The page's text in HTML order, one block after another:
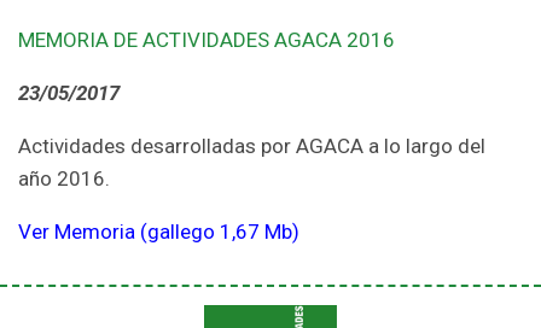
MEMORIA DE ACTIVIDADES AGACA 2016
23/05/2017
Actividades desarrolladas por AGACA a lo largo del
año 2016.
Ver Memoria (gallego 1,67 Mb)